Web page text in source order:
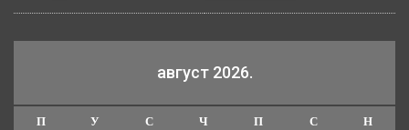
август 2026.
П У С Ч П С
Н